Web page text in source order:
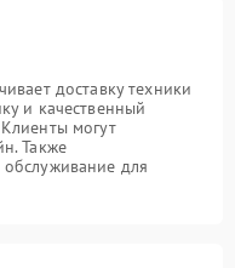
доставку техники
и качественный
могут
Также
обслуживание для